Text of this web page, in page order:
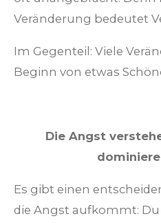
Veränderung bedeutet
Im Gegenteil: Viele
Beginn von etwas
Die Angst
Es gibt einen
die Angst aufkommt: